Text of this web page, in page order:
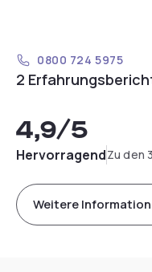
0800 724 5975
2
4,9/5
HervorragendZu den
Weitere